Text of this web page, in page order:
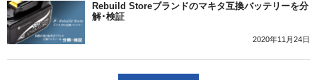
Rebuild Storeブランドのマキタ互換バッテリーを分
解･検証
2020年11月24日